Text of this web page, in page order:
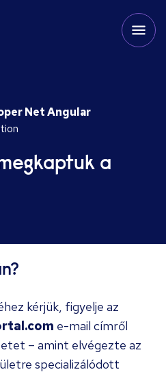
Net Angular
a
kérjük, figyelje az
e-mail címről
– amint elvégezte az
specializálódott